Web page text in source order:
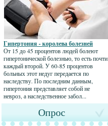
Гипертония - королева болезней
От 15 до 45 процентов людей болеют
гипертонической болезнью, то есть почти
каждый второй. У 60-85 процентов
больных этот недуг передается по
наследству. По последним данным,
гипертония представляет собой не
невроз, а наследственное забол...
Опрос